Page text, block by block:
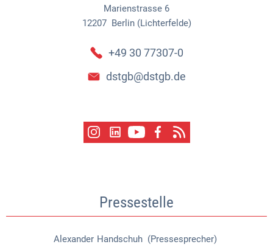
Marienstrasse 6
12207 Berlin (Lichterfelde)
+49 30 77307-0
dstgb@dstgb.de
Pressestelle
Alexander Handschuh (Pressesprecher)
Alexander Handschuh